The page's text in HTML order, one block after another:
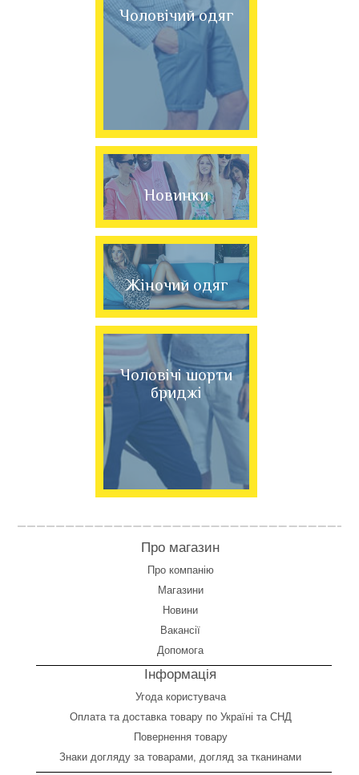
Чоловічий одяг
Новинки
Жіночий одяг
Чоловічі шорти
бриджі
Про магазин
Про компанію
Магазини
Новини
Вакансії
Допомога
Інформація
Угода користувача
Оплата та доставка товару по Україні та СНД
Повернення товару
Знаки догляду за товарами, догляд за тканинами